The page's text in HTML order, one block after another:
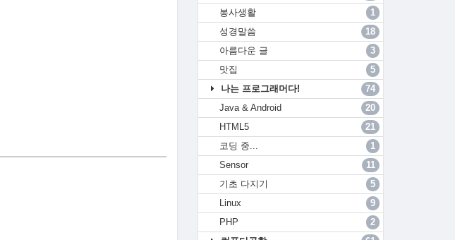
봉사생활
1
성경말씀
18
아름다운 글
3
맛집
5
나는 프로그래머다!
74
Java & Android
20
HTML5
21
코딩 중...
1
Sensor
11
기초 다지기
5
Linux
9
PHP
2